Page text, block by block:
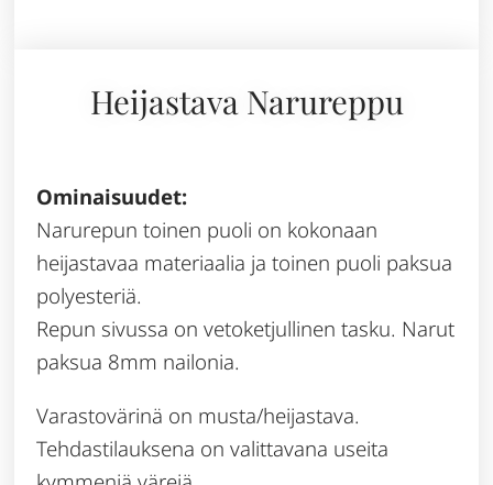
Heijastava Narureppu
Ominaisuudet:
Narurepun toinen puoli on kokonaan
heijastavaa materiaalia ja toinen puoli paksua
polyesteriä.
Repun sivussa on vetoketjullinen tasku. Narut
paksua 8mm nailonia.
Varastovärinä on musta/heijastava.
Tehdastilauksena on valittavana useita